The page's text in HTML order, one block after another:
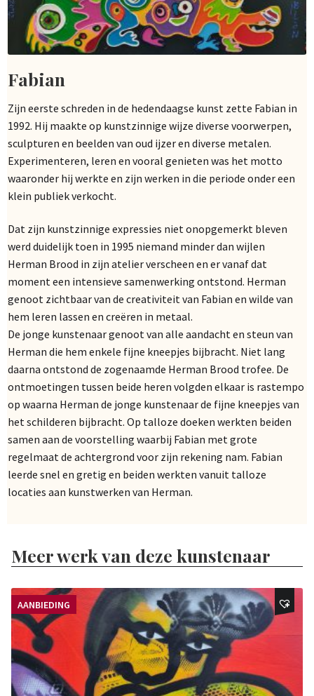
Fabian
Zijn eerste schreden in de hedendaagse kunst zette Fabian in
1992. Hij maakte op kunstzinnige wijze diverse voorwerpen,
sculpturen en beelden van oud ijzer en diverse metalen.
Experimenteren, leren en vooral genieten was het motto
waaronder hij werkte en zijn werken in die periode onder een
klein publiek verkocht.
Dat zijn kunstzinnige expressies niet onopgemerkt bleven
werd duidelijk toen in 1995 niemand minder dan wijlen
Herman Brood in zijn atelier verscheen en er vanaf dat
moment een intensieve samenwerking ontstond. Herman
genoot zichtbaar van de creativiteit van Fabian en wilde van
hem leren lassen en creëren in metaal.
De jonge kunstenaar genoot van alle aandacht en steun van
Herman die hem enkele fijne kneepjes bijbracht. Niet lang
daarna ontstond de zogenaamde Herman Brood trofee. De
ontmoetingen tussen beide heren volgden elkaar is rastempo
op waarna Herman de jonge kunstenaar de fijne kneepjes van
het schilderen bijbracht. Op talloze doeken werkten beiden
samen aan de voorstelling waarbij Fabian met grote
regelmaat de achtergrond voor zijn rekening nam. Fabian
leerde snel en gretig en beiden werkten vanuit talloze
locaties aan kunstwerken van Herman.
Meer werk van deze kunstenaar
AANBIEDING